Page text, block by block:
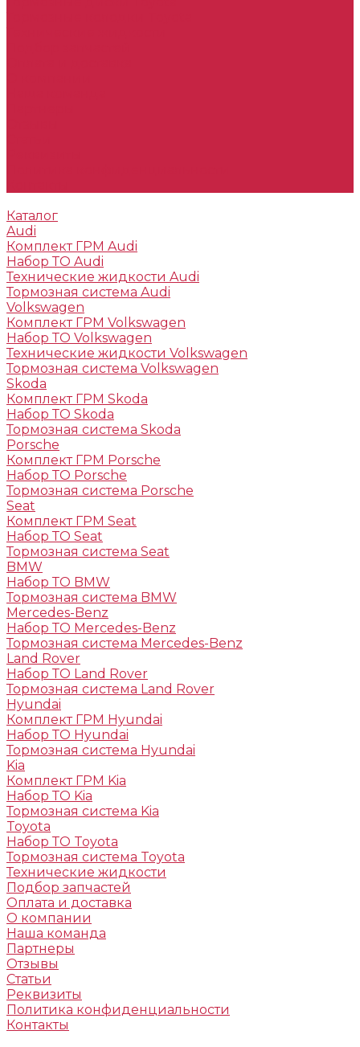
Каталог
Audi
Комплект ГРМ Audi
Набор ТО Audi
Технические жидкости Audi
Тормозная система Audi
Volkswagen
Комплект ГРМ Volkswagen
Набор ТО Volkswagen
Технические жидкости Volkswagen
Тормозная система Volkswagen
Skoda
Комплект ГРМ Skoda
Набор ТО Skoda
Тормозная система Skoda
Porsche
Комплект ГРМ Porsche
Набор ТО Porsche
Тормозная система Porsche
Seat
Комплект ГРМ Seat
Набор ТО Seat
Тормозная система Seat
BMW
Набор ТО BMW
Тормозная система BMW
Mercedes-Benz
Набор ТО Mercedes-Benz
Тормозная система Mercedes-Benz
Land Rover
Набор ТО Land Rover
Тормозная система Land Rover
Hyundai
Комплект ГРМ Hyundai
Набор ТО Hyundai
Тормозная система Hyundai
Kia
Комплект ГРМ Kia
Набор ТО Kia
Тормозная система Kia
Toyota
Набор ТО Toyota
Тормозная система Toyota
Технические жидкости
Подбор запчастей
Оплата и доставка
О компании
Наша команда
Партнеры
Отзывы
Статьи
Реквизиты
Политика конфиденциальности
Контакты